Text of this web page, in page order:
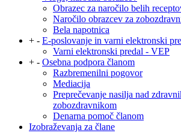
Obrazec za naročilo belih
Naročilo obrazcev za
Bela napotnica
+ - E-poslovanje in varni elektronski
Varni elektronski predal - VEP
+ - Osebna podpora članom
Razbremenilni pogovor
Mediacija
Preprečevanje nasilja nad
zobozdravnikom
Denarna pomoč članom
Izobraževanja za člane